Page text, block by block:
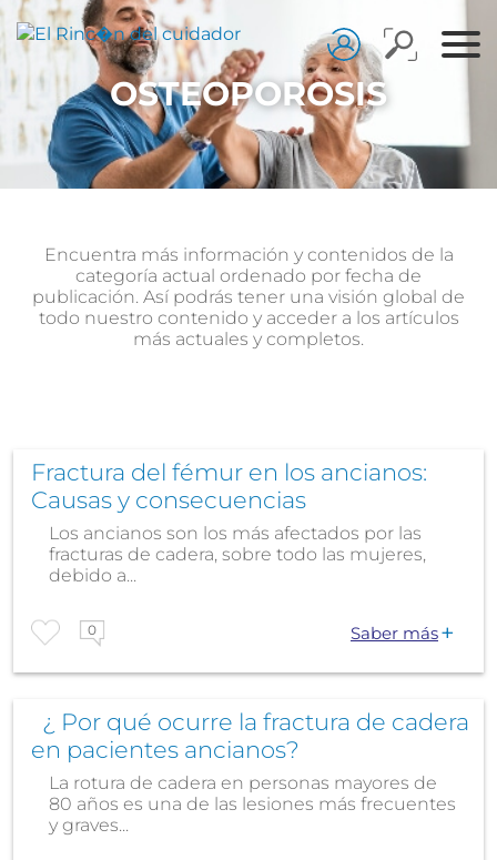
OSTEOPOROSIS
Encuentra más información y contenidos de la
categoría actual ordenado por fecha de
publicación. Así podrás tener una visión global de
todo nuestro contenido y acceder a los artículos
más actuales y completos.
Fractura del fémur en los ancianos:
Causas y consecuencias
Los ancianos son los más afectados por las
fracturas de cadera, sobre todo las mujeres,
debido a...
0 Saber más
¿ Por qué ocurre la fractura de cadera
en pacientes ancianos?
La rotura de cadera en personas mayores de
80 años es una de las lesiones más frecuentes
y graves...